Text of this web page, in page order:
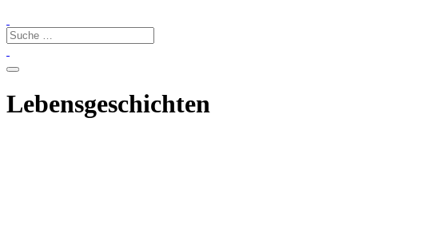
Lebensgeschichten